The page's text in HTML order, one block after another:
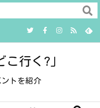
こ行く?」
トを紹介